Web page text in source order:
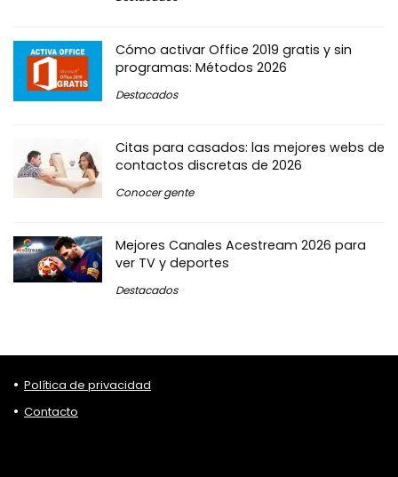
Cómo activar Office 2019 gratis y sin
programas: Métodos 2026
Destacados
Citas para casados: las mejores webs de
contactos discretas de 2026
Conocer gente
Mejores Canales Acestream 2026 para
ver TV y deportes
Destacados
Política de privacidad
Contacto